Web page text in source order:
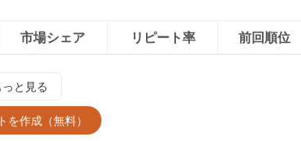
市場シェア リピート率 前回順位
っと見る
を作成（無料）